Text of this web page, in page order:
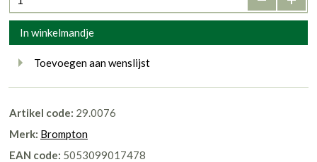
In winkelmandje
Toevoegen aan wenslijst
Artikel code: 29.0076
Merk: Brompton
EAN code: 5053099017478